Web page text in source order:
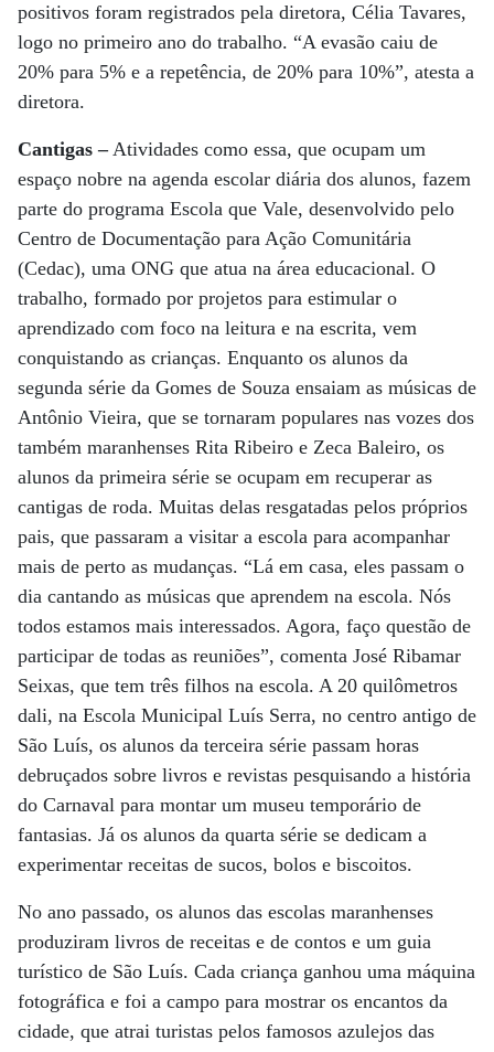
positivos foram registrados pela diretora, Célia Tavares,
logo no primeiro ano do trabalho. “A evasão caiu de
20% para 5% e a repetência, de 20% para 10%”, atesta a
diretora.
Cantigas –Atividades como essa, que ocupam um
espaço nobre na agenda escolar diária dos alunos, fazem
parte do programa Escola que Vale, desenvolvido pelo
Centro de Documentação para Ação Comunitária
(Cedac), uma ONG que atua na área educacional. O
trabalho, formado por projetos para estimular o
aprendizado com foco na leitura e na escrita, vem
conquistando as crianças. Enquanto os alunos da
segunda série da Gomes de Souza ensaiam as músicas de
Antônio Vieira, que se tornaram populares nas vozes dos
também maranhenses Rita Ribeiro e Zeca Baleiro, os
alunos da primeira série se ocupam em recuperar as
cantigas de roda. Muitas delas resgatadas pelos próprios
pais, que passaram a visitar a escola para acompanhar
mais de perto as mudanças. “Lá em casa, eles passam o
dia cantando as músicas que aprendem na escola. Nós
todos estamos mais interessados. Agora, faço questão de
participar de todas as reuniões”, comenta José Ribamar
Seixas, que tem três filhos na escola. A 20 quilômetros
dali, na Escola Municipal Luís Serra, no centro antigo de
São Luís, os alunos da terceira série passam horas
debruçados sobre livros e revistas pesquisando a história
do Carnaval para montar um museu temporário de
fantasias. Já os alunos da quarta série se dedicam a
experimentar receitas de sucos, bolos e biscoitos.
No ano passado, os alunos das escolas maranhenses
produziram livros de receitas e de contos e um guia
turístico de São Luís. Cada criança ganhou uma máquina
fotográfica e foi a campo para mostrar os encantos da
cidade, que atrai turistas pelos famosos azulejos das